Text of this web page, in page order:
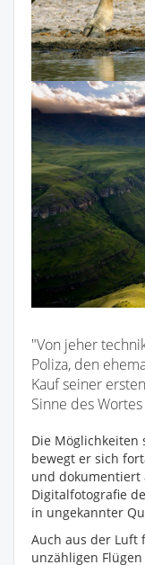
"Von jeher
Poliza, den
Kauf seiner
Sinne des
Die Möglichkeiten
bewegt er sich
und dokumentiert
Digitalfotografie
in ungekannter
Auch aus der Luft
unzähligen